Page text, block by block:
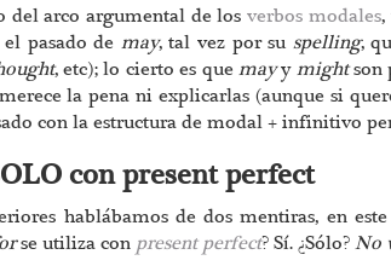
del arco argumental de losverbos modales,
pasado de may, tal vez por su spelling,
, etc); lo cierto es que mayymightson
la pena ni explicarlas (aunque si
con la estructura de modal + infinitivo
con present perfect
hablábamos de dos mentiras, en
se utiliza con present perfect? Sí. ¿Sólo?No